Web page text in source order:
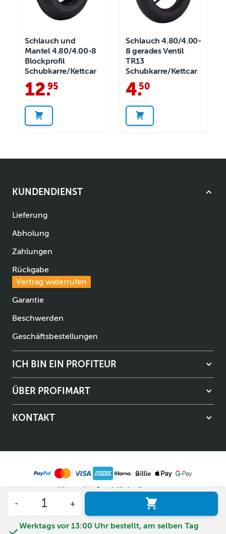
Werktags vor 13:00 Uhr bestellt, am selben Tag
Schlauch und
Mantel 4.80/4.00-8
Blockprofil
Schubkarre/Kettcar
12.
95
Schlauch 4.80/4.00-
8 gerades Ventil
TR13
Schubkarre/Kettcar
4.
50
KUNDENDIENST
Lieferung
Abholung
Zahlungen
Rückgabe
Vertrag widerrufen
Garantie
Beschwerden
Geschäftsbestellungen
ICH BIN EIN PROFITEUR
ÜBER PROFIMART
KONTAKT
Allgemeine Geschäftsbedingungen
Datenschutzerklärung
© Copyright Profimart 2026.